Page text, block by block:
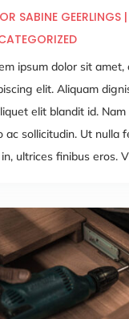
SABINE GEERLINGS |
ipsum dolor sit amet,
elit. Aliquam
elit blandit id.
ac sollicitudin. Ut nulla
ultrices finibus eros.